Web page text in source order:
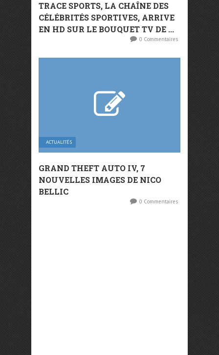
TRACE SPORTS, LA CHAÎNE DES
CÉLÉBRITÉS SPORTIVES, ARRIVE
EN HD SUR LE BOUQUET TV DE ...
0 Commentaires
ACTUALITÉS
GRAND THEFT AUTO IV, 7
NOUVELLES IMAGES DE NICO
BELLIC
0 Commentaires